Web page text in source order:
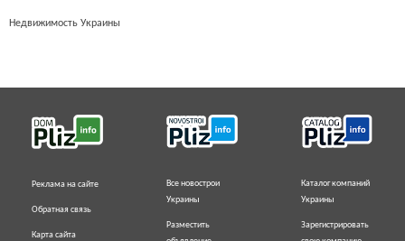
Недвижимость Украины
Реклама на сайте
Обратная связь
Карта сайта
Все новострои
Украины
Разместить
Каталог компаний
Украины
Зарегистрировать